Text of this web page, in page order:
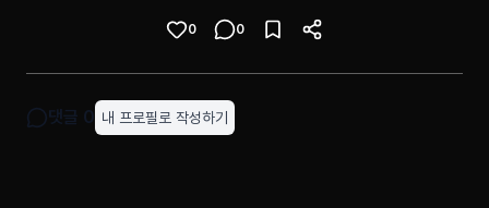
0 0
댓글 0 내 프로필로 작성하기